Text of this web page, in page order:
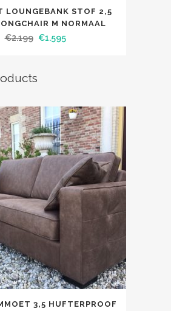
LOUNGEBANK STOF 2,5
M NORMAAL
€2.199 €1.595
3,5 HUFTERPROOF